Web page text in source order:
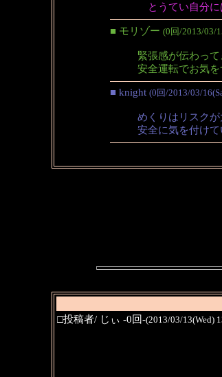
とうてい自分に
■ モリゾー (0回/2013/03/
緊張感が伝わって
安全運転でお気を
■ knight (0回/2013/03/
めくりはリスクが
安全に気を付けて
□投稿者/ じぃ -0回-(2013/03/13(Wed)